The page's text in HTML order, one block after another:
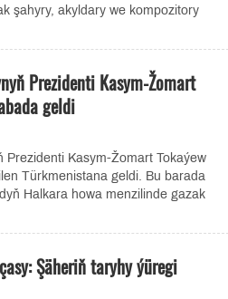
şahyry, akyldary we kompozitory
Prezidenti Kasym-Žomart
geldi
Prezidenti Kasym-Žomart Tokaýew
Türkmenistana geldi. Bu barada
Halkara howa menzilinde gazak
Şäheriň taryhy ýüregi